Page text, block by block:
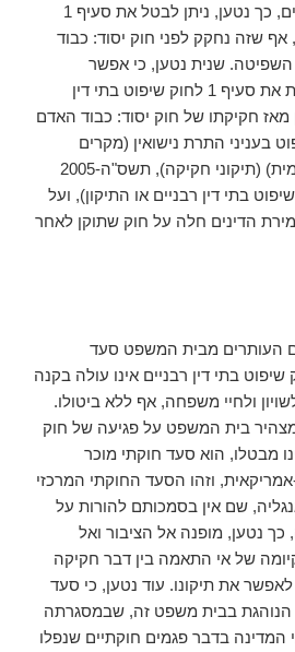
זה אין פסקת שמירת דינים, כך נטען, ניתן לבטל את סעיף 1
שזה נחקק לפני חוק יסוד: כבוד
השפיטה. שנית נטען, כי אפשר
להעמיד בביקורת חוקתית את סעיף 1 לחוק שיפוט בתי דין
מאז חקיקתו של חוק יסוד: כבוד האדם
בעניני התרת נישואין (מקרים
מיוחדים וסמכות בין לאומית) (תיקוני חקיקה), תשס"ה-2005
מס' 3 לחוק שיפוט בתי דין רבניים או התיקון), ועל
הדינים חלה על חוק שתוקן לאחר
מבית המשפט סעד
כי סעיף 1 לחוק שיפוט בתי דין רבניים אינו עולה בקנה
ולחיי משפחה, אף ללא ביטולו.
מצהיר בית המשפט על פגיעה של חוק
מבטלו, הוא סעד חוקתי מוכר
וזהו הסעד החוקתי המרכזי
שם אין בסמכותם להורות על
נטען, מופנה אל הציבור ואל
של אי התאמה בין דבר חקיקה
את תיקונו. עוד נטען, כי סעד
הנוהגת בבית משפט זה, שבמסגרתה
המדינה בדבר פגמים חוקתיים שנפלו